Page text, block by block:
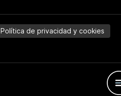
Política de privacidad y cookies